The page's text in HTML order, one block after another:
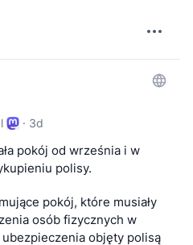
· 3d
pokój od września i w
polisy.
pokój, które musiały
osób fizycznych w
objęty polisą